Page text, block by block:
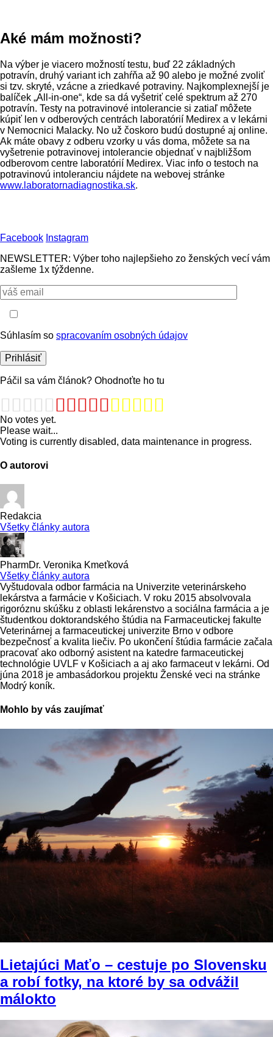
Aké mám možnosti?
Na výber je viacero možností testu, buď 22 základných
potravín, druhý variant ich zahŕňa až 90 alebo je možné zvoliť
si tzv. skryté, vzácne a zriedkavé potraviny. Najkomplexnejší je
balíček „All-in-one“, kde sa dá vyšetriť celé spektrum až 270
potravín. Testy na potravinové intolerancie si zatiaľ môžete
kúpiť len v odberových centrách laboratórií Medirex a v lekárni
v Nemocnici Malacky. No už čoskoro budú dostupné aj online.
Ak máte obavy z odberu vzorky u vás doma, môžete sa na
vyšetrenie potravinovej intolerancie objednať v najbližšom
odberovom centre laboratórií Medirex. Viac info o testoch na
potravinovú intoleranciu nájdete na webovej stránke
www.laboratornadiagnostika.sk.
Facebook Instagram
NEWSLETTER: Výber toho najlepšieho zo ženských vecí vám
zašleme 1x týždenne.
Súhlasím so spracovaním osobných údajov
Páčil sa vám článok? Ohodnoťte ho tu
No votes yet.
Please wait...
Voting is currently disabled, data maintenance in progress.
O autorovi
Redakcia
Všetky články autora
PharmDr. Veronika Kmeťková
Všetky články autora
Vyštudovala odbor farmácia na Univerzite veterinárskeho
lekárstva a farmácie v Košiciach. V roku 2015 absolvovala
rigoróznu skúšku z oblasti lekárenstvo a sociálna farmácia a je
študentkou doktorandského štúdia na Farmaceutickej fakulte
Veterinárnej a farmaceutickej univerzite Brno v odbore
bezpečnosť a kvalita liečiv. Po ukončení štúdia farmácie začala
pracovať ako odborný asistent na katedre farmaceutickej
technológie UVLF v Košiciach a aj ako farmaceut v lekárni. Od
júna 2018 je ambasádorkou projektu Ženské veci na stránke
Modrý koník.
Mohlo by vás zaujímať
Lietajúci Maťo – cestuje po Slovensku
a robí fotky, na ktoré by sa odvážil
málokto